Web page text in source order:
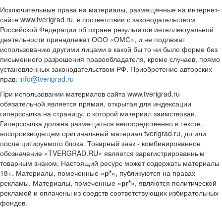
Исключительные права на материалы, размещённые на интернет-
сайте www.tverigrad.ru, в соответствии с законодательством
Российской Федерации об охране результатов интеллектуальной
деятельности принадлежат ООО «ОМС», и не подлежат
использованию другими лицами в какой бы то ни было форме без
письменного разрешения правообладателя, кроме случаев, прямо
установленных законодательством РФ. Приобретение авторских
прав: info@tverigrad.ru
При использовании материалов сайта www.tverigrad.ru
обязательной является прямая, открытая для индексации
гиперссылка на страницу, с которой материал заимствован.
Гиперссылка должна размещаться непосредственно в тексте,
воспроизводящем оригинальный материал tverigrad.ru, до или
после цитируемого блока. Товарный знак - комбинированное
обозначение «TVERGRAD.RU» является зарегистрированным
товарным знаком. Настоящий ресурс может содержать материалы
18+. Материалы, помеченные «р*», публикуются на правах
рекламы. Материалы, помеченные «рr*», являются политической
рекламой и оплачены из средств соответствующих избирательных
фондов.